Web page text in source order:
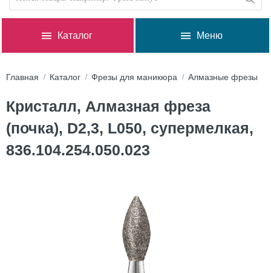
Каталог Меню
Главная Каталог Фрезы для маникюра Алмазные фрезы
Кристалл, Алмазная фреза
(почка), D2,3, L050, супермелкая,
836.104.254.050.023